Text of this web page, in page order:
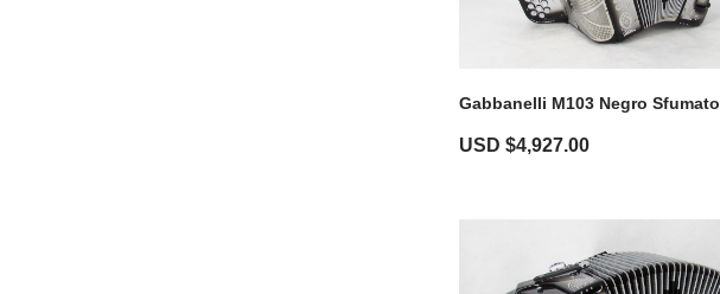
Gabbanelli M103 Negro Sfumato
USD $4,927.00